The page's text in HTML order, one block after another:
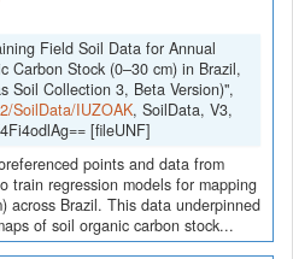
Field Soil Data for Annual
Carbon Stock (0–30 cm) in Brazil,
Soil Collection 3, Beta Version)",
SoilData/IUZOAK, SoilData, V3,
[fileUNF]
points and data from
train regression models for mapping
across Brazil. This data underpinned
of soil organic carbon stock...